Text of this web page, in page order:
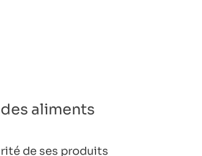
aliments
de ses produits